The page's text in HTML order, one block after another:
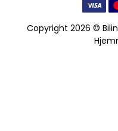
Copyright 2026 ©